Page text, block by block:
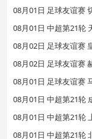
08月01日 足球友谊赛
08月01日 中超第21轮
08月02日 足球友谊赛
08月02日 足球友谊赛
08月01日 足球友谊赛
08月01日 中超第21轮
08月01日 中超第21轮
08月01日 中超第21轮